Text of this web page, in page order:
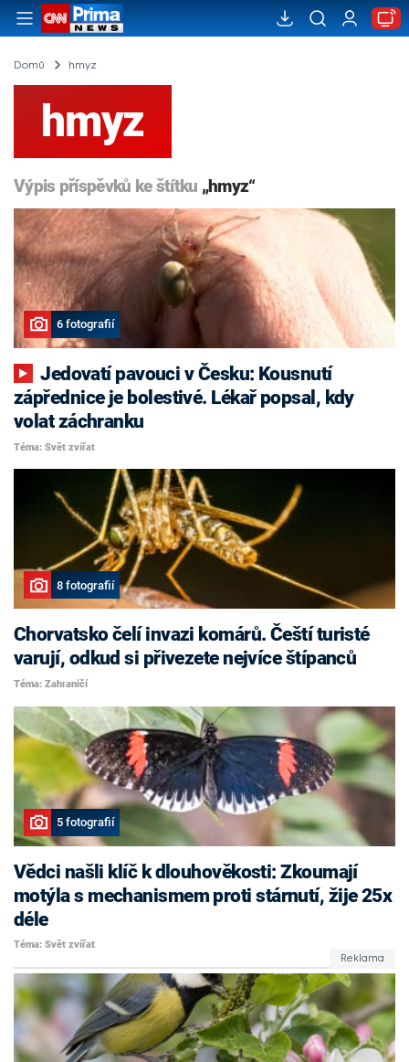
Domů hmyz
hmyz
Výpis příspěvků ke štítku „hmyz“
6 fotografií
Jedovatí pavouci v Česku: Kousnutí
zápřednice je bolestivé. Lékař popsal, kdy
volat záchranku
Téma: Svět zvířat
8 fotografií
Chorvatsko čelí invazi komárů. Čeští turisté
varují, odkud si přivezete nejvíce štípanců
Téma: Zahraničí
5 fotografií
Vědci našli klíč k dlouhověkosti: Zkoumají
motýla s mechanismem proti stárnutí, žije 25x
déle
Téma: Svět zvířat